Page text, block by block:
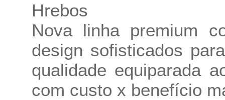
Hrebos
Nova linha premium
design sofisticados
qualidade equiparada
com custo x benefício